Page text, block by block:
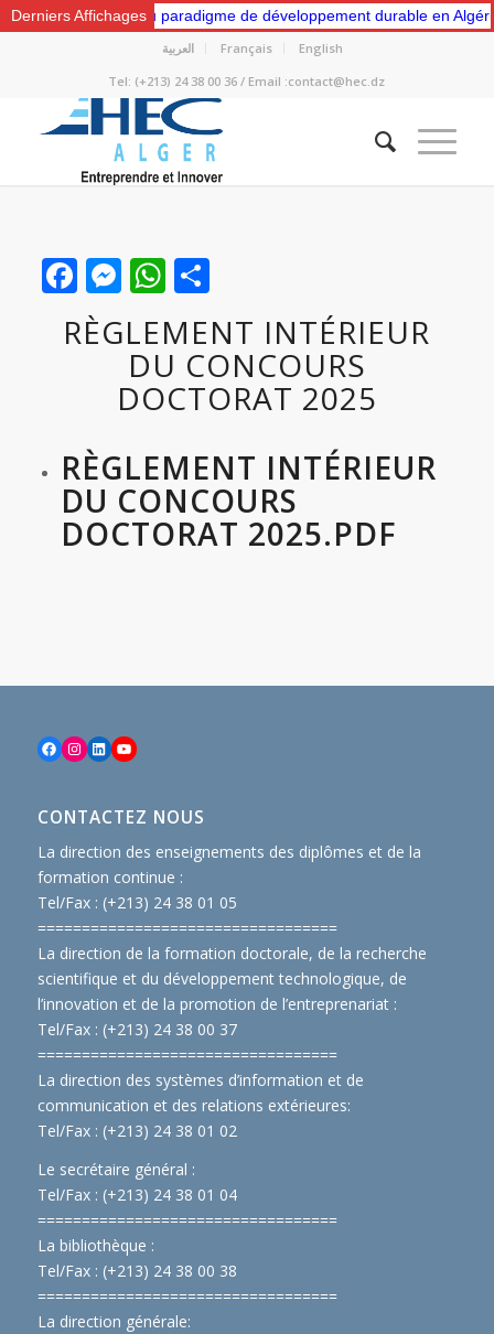
Derniers Affichages
un nouveau paradigme de développement durable en Algérie:
العربية Français
English
Tel: (+213) 24 38 00 36 / Email :contact@hec.dz
Facebook
Messenger
WhatsApp
Partager
RÈGLEMENT INTÉRIEUR
DU CONCOURS
DOCTORAT 2025
RÈGLEMENT INTÉRIEUR
DU CONCOURS
DOCTORAT 2025.PDF
Facebook
Instagram
LinkedInYouTube
CONTACTEZ NOUS
La direction des enseignements des diplômes et de la
formation continue :
Tel/Fax : (+213) 24 38 01 05
==================================
La direction de la formation doctorale, de la recherche
scientifique et du développement technologique, de
l’innovation et de la promotion de l’entreprenariat :
Tel/Fax : (+213) 24 38 00 37
==================================
La direction des systèmes d’information et de
communication et des relations extérieures:
Tel/Fax : (+213) 24 38 01 02
Le secrétaire général :
Tel/Fax : (+213) 24 38 01 04
==================================
La bibliothèque :
Tel/Fax : (+213) 24 38 00 38
==================================
La direction générale: